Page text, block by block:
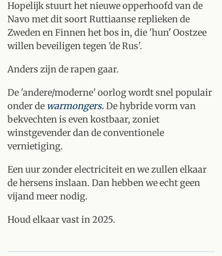
Hopelijk stuurt het nieuwe opperhoofd van de
Navo met dit soort Ruttiaanse replieken de
Zweden en Finnen het bos in, die 'hun' Oostzee
willen beveiligen tegen 'de Rus'.
Anders zijn de rapen gaar.
De 'andere/moderne' oorlog wordt snel populair
onder de warmongers. De hybride vorm van
bekvechten is even kostbaar, zoniet
winstgevender dan de conventionele
vernietiging.
Een uur zonder electriciteit en we zullen elkaar
de hersens inslaan. Dan hebben we echt geen
vijand meer nodig.
Houd elkaar vast in 2025.